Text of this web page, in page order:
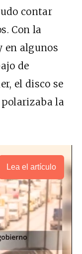
contar
Con la
en algunos
de
el disco se
la
Lea el artículo